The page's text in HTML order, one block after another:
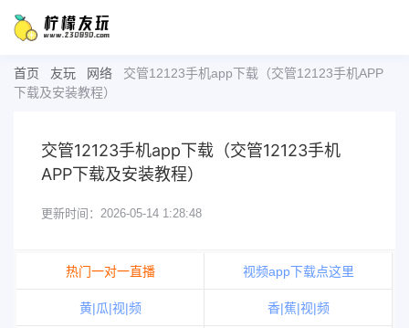
首页 友玩 网络
交管12123手机app下载（交管12123手机APP
下载及安装教程）
交管12123手机app下载（交管12123手机
APP下载及安装教程）
更新时间：2026-05-14 1:28:48
热门一对一直播 视频app下载点这里
黄|瓜|视|频 香|蕉|视|频